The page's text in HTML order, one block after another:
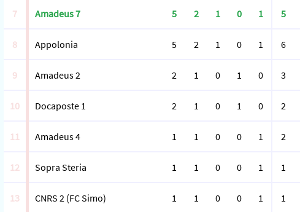
7
Amadeus 7 5 2 1 0 1 5
8
Appolonia 5 2 1 0 1 6
9
Amadeus 2 2 1 0 1 0 3
10
Docaposte 1 2 1 0 1 0 2
11
Amadeus 4 1 1 0 0 1 2
12
Sopra Steria 1 1 0 0 1 1
13
CNRS 2 (FC Simo) 1 1 0 0 1 1